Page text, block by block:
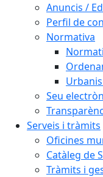
Anuncis /
Perfil de
Normativa
Seu
Serveis i tràmits
Oficines
Catàleg de
Tràmits i